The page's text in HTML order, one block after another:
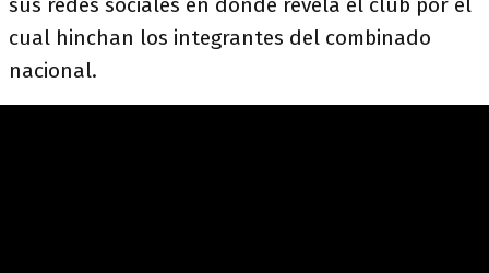
cual hinchan los integrantes del combinado
nacional.